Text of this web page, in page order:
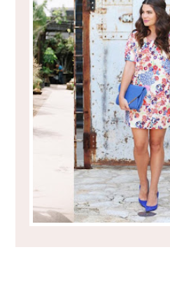
O MAGNÍFICO